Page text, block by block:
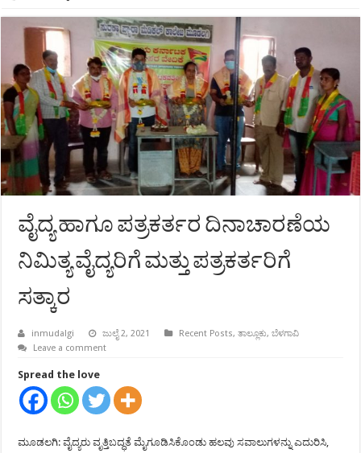
ವೈದ್ಯ ಹಾಗೂ ಪತ್ರಕರ್ತರ ದಿನಾಚಾರಣೆಯ
ನಿಮಿತ್ಯ ವೈದ್ಯರಿಗೆ ಮತ್ತು ಪತ್ರಕರ್ತರಿಗೆ
ಸತ್ಕಾರ
inmudalgi ಜುಲೈ 2, 2021 Recent Posts,ತಾಲ್ಲೂಕು,ಬೆಳಗಾವಿ
Leave a comment
Spread the love
ಮೂಡಲಗಿ: ವೈದ್ಯರು ವೃತ್ತಿಬದ್ಧತೆ ಮೈಗೂಡಿಸಿಕೊಂಡು ಹಲವು ಸವಾಲುಗಳನ್ನು ಎದುರಿಸಿ,